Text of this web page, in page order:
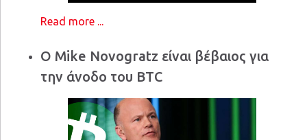
Read more ...
Ο Mike Novogratz είναι βέβαιος για
την άνοδο του BTC